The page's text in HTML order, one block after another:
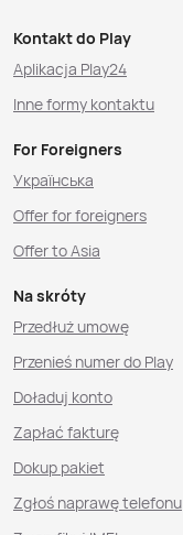
Kontakt do Play
Aplikacja Play24
Inne formy kontaktu
For Foreigners
Українська
Offer for foreigners
Offer to Asia
Na skróty
Przedłuż umowę
Przenieś numer do Play
Doładuj konto
Zapłać fakturę
Dokup pakiet
Zgłoś naprawę telefonu